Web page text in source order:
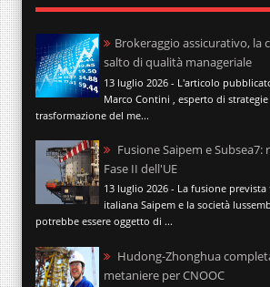
Brokeraggio assicurativo, la
salto di qualità manageriale
13 luglio 2026 - L'articolo
Marco Contini , esperto di
trasformazione del me...
Fusione Saipem e
Fase II dell'UE
13 luglio 2026 - La fusione
italiana Saipem e la società
potrebbe essere oggetto di ...
Hudong-Zhonghua
metaniere per CNOOC